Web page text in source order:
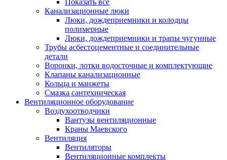
Показать все
Канализационные люки
Люки, дождеприемники и колодцы
полимерные
Люки, дождеприемники и трапы чугунные
Трубы асбестоцементные и соединительные
детали
Воронки, лотки водосточные и комплектующие
Клапаны канализационные
Кольца и манжеты
Смазка сантехническая
Вентиляционное оборудование
Воздухоотводчики
Вантузы вентиляционные
Краны Маевского
Вентиляция
Вентиляторы
Вентиляционные комплекты